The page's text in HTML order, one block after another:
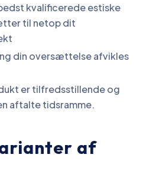
kvalificerede estiske
til netop dit
din oversættelse afvikles
er tilfredsstillende og
aftalte tidsramme.
af